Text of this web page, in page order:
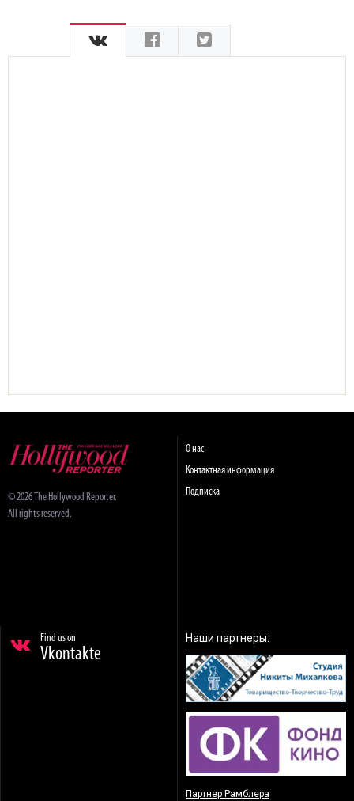
© 2026 The Hollywood Reporter.
All rights reserved.
О нас
Контактная информация
Подписка
Find us on
Vkontakte
Наши партнеры:
Партнер Рамблера